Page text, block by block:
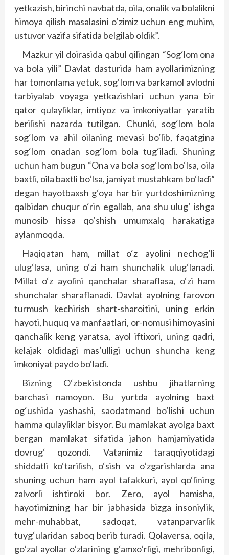
yetkazish, birinchi navbatda, oila, onalik va bolalikni
himoya qilish masalasini o‘zimiz uchun eng muhim,
ustuvor vazifa sifatida belgilab oldik”.
Mazkur yil doirasida qabul qilingan “Sog‘lom ona
va bola yili” Davlat dasturida ham ayollarimizning
har tomonlama yetuk, sog‘lom va barkamol avlodni
tarbiyalab voyaga yetkazishlari uchun yana bir
qator qulayliklar, imtiyoz va imkoniyatlar yaratib
berilishi nazarda tutilgan. Chunki, sog‘lom bola
sog‘lom va ahil oilaning mevasi bo‘lib, faqatgina
sog‘lom onadan sog‘lom bola tug‘iladi. Shuning
uchun ham bugun “Ona va bola sog‘lom bo‘lsa, oila
baxtli, oila baxtli bo‘lsa, jamiyat mustahkam bo‘ladi”
degan hayotbaxsh g‘oya har bir yurtdoshimizning
qalbidan chuqur o‘rin egallab, ana shu ulug‘ ishga
munosib hissa qo‘shish umumxalq harakatiga
aylanmoqda.
Haqiqatan ham, millat o‘z ayolini nechog‘li
ulug‘lasa, uning o‘zi ham shunchalik ulug‘lanadi.
Millat o‘z ayolini qanchalar sharaflasa, o‘zi ham
shunchalar sharaflanadi. Davlat ayolning farovon
turmush kechirish shart-sharoitini, uning erkin
hayoti, huquq va manfaatlari, or-nomusi himoyasini
qanchalik keng yaratsa, ayol iftixori, uning qadri,
kelajak oldidagi mas’ulligi uchun shuncha keng
imkoniyat paydo bo‘ladi.
Bizning O‘zbekistonda ushbu jihatlarning
barchasi namoyon. Bu yurtda ayolning baxt
og‘ushida yashashi, saodatmand bo‘lishi uchun
hamma qulayliklar bisyor. Bu mamlakat ayolga baxt
bergan mamlakat sifatida jahon hamjamiyatida
dovrug‘ qozondi. Vatanimiz taraqqiyotidagi
shiddatli ko‘tarilish, o‘sish va o‘zgarishlarda ana
shuning uchun ham ayol tafakkuri, ayol qo‘lining
zalvorli ishtiroki bor. Zero, ayol hamisha,
hayotimizning har bir jabhasida bizga insoniylik,
mehr-muhabbat, sadoqat, vatanparvarlik
tuyg‘ularidan saboq berib turadi. Qolaversa, oqila,
go‘zal ayollar o‘zlarining g‘amxo‘rligi, mehribonligi,